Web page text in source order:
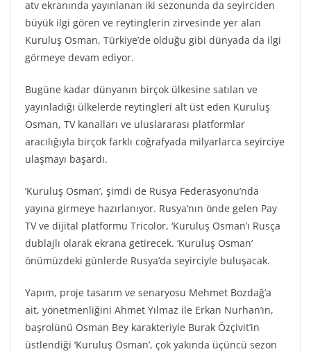
atv ekranında yayınlanan iki sezonunda da seyirciden
büyük ilgi gören ve reytinglerin zirvesinde yer alan
Kuruluş Osman, Türkiye’de olduğu gibi dünyada da ilgi
görmeye devam ediyor.
Bugüne kadar dünyanın birçok ülkesine satılan ve
yayınladığı ülkelerde reytingleri alt üst eden Kuruluş
Osman, TV kanalları ve uluslararası platformlar
aracılığıyla birçok farklı coğrafyada milyarlarca seyirciye
ulaşmayı başardı.
‘Kuruluş Osman’, şimdi de Rusya Federasyonu’nda
yayına girmeye hazırlanıyor. Rusya’nın önde gelen Pay
TV ve dijital platformu Tricolor, ‘Kuruluş Osman’ı Rusça
dublajlı olarak ekrana getirecek. ‘Kuruluş Osman’
önümüzdeki günlerde Rusya’da seyirciyle buluşacak.
Yapım, proje tasarım ve senaryosu Mehmet Bozdağ’a
ait, yönetmenliğini Ahmet Yılmaz ile Erkan Nurhan’ın,
başrolünü Osman Bey karakteriyle Burak Özçivit’in
üstlendiği ‘Kuruluş Osman’, çok yakında üçüncü sezon